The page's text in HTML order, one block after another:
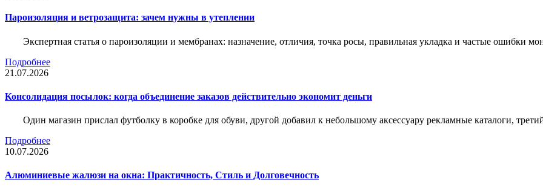
Пароизоляция и ветрозащита: зачем нужны в утеплении
Экспертная статья о пароизоляции и мембранах: назначение, отличия, точка росы, правильная укладка и частые ошибки
Подробнее
21.07.2026
Консолидация посылок: когда объединение заказов действительно экономит деньги
Один магазин прислал футболку в коробке для обуви, другой добавил к небольшому аксессуару рекламные каталоги,
Подробнее
10.07.2026
Алюминиевые жалюзи на окна: Практичность, Стиль и Долговечность